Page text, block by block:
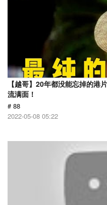
【越哥】20年都没能忘掉的港
流满面！
# 88
2022-05-08 05:22